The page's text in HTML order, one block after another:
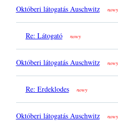
Októberi látogatás Auschwitz nowy
Re: Látogató nowy
Októberi látogatás Auschwitz nowy
Re: Erdeklodes nowy
Októberi látogatás Auschwitz nowy